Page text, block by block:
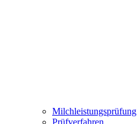
Milchleistungsprüfung
Prüfverfahren